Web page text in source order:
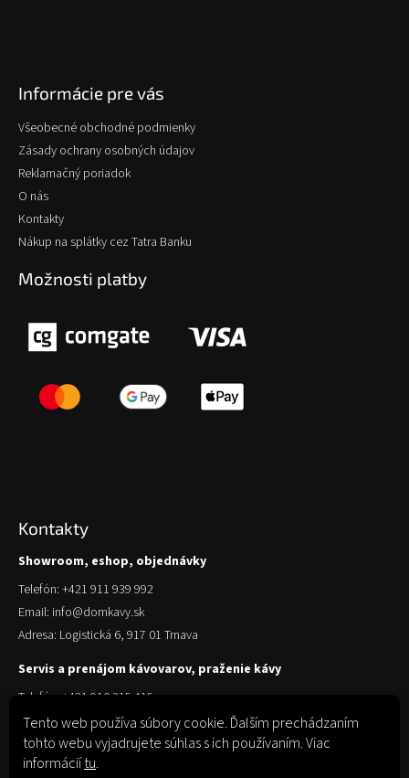
Tento web používa súbory cookie. Ďalším prechádzaním
tohto webu vyjadrujete súhlas s ich používaním. Viac
informáciítu.
Informácie pre vás
Všeobecné obchodné podmienky
Zásady ochrany osobných údajov
Reklamačný poriadok
O nás
Kontakty
Nákup na splátky cez Tatra Banku
Možnosti platby
Kontakty
Showroom, eshop, objednávky
Telefón: +421 911 939 992
Email: info@domkavy.sk
Adresa: Logistická 6, 917 01 Trnava
Servis a prenájom kávovarov, praženie kávy
Telefón: +421 910 315 415
Email: obchod@domkavy.sk
Adresa: Logistická 6, 917 01 Trnava